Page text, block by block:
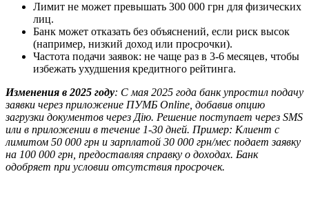
Лимит не может превышать 300 000 грн для физических
лиц.
Банк может отказать без объяснений, если риск высок
(например, низкий доход или просрочки).
Частота подачи заявок: не чаще раз в 3-6 месяцев, чтобы
избежать ухудшения кредитного рейтинга.
Изменения в 2025 году: С мая 2025 года банк упростил подачу
заявки через приложение ПУМБ Online, добавив опцию
загрузки документов через Дію. Решение поступает через SMS
или в приложении в течение 1-30 дней. Пример: Клиент с
лимитом 50 000 грн и зарплатой 30 000 грн/мес подает заявку
на 100 000 грн, предоставляя справку о доходах. Банк
одобряет при условии отсутствия просрочек.